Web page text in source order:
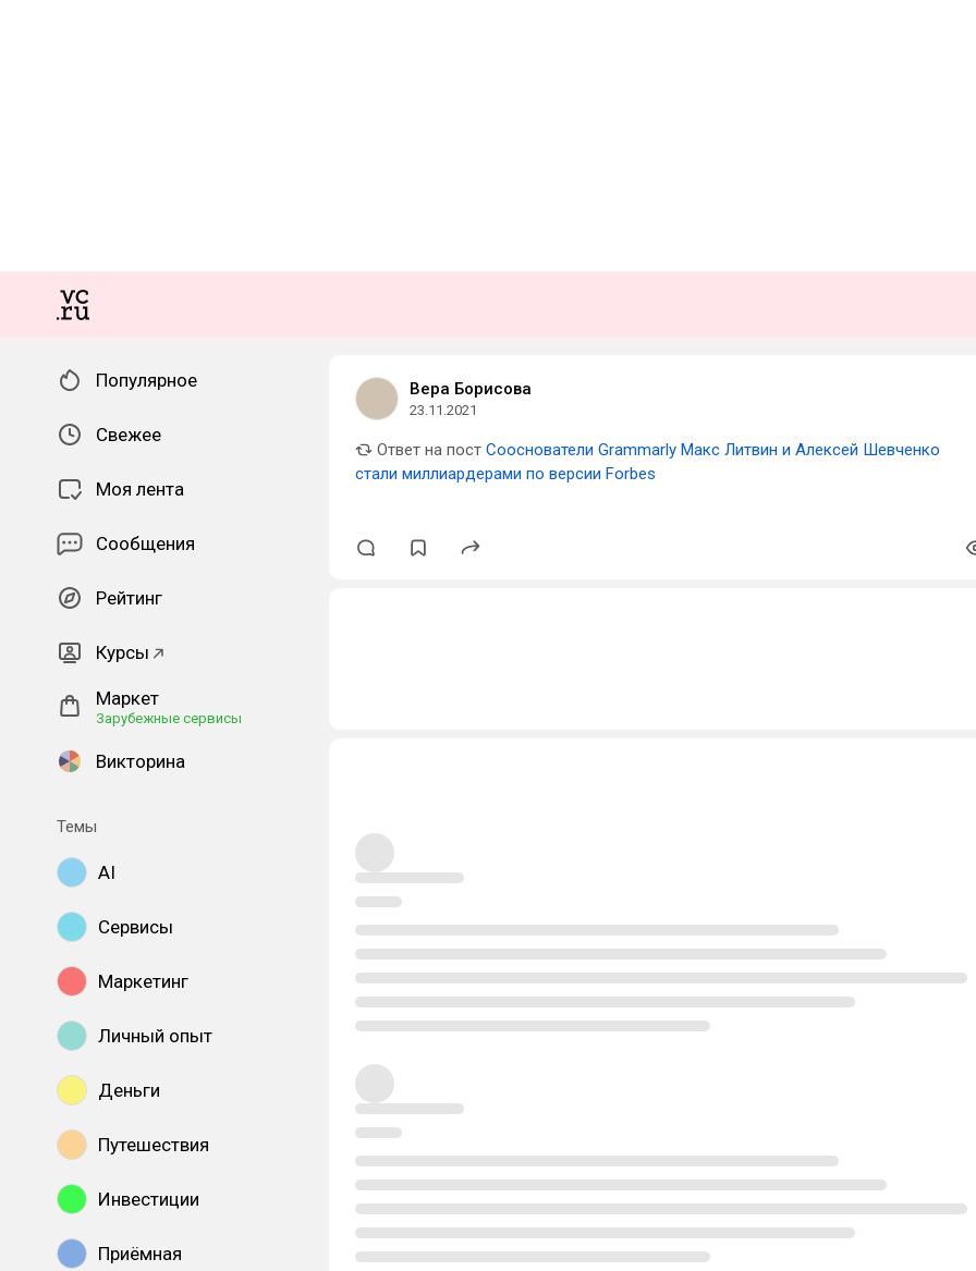
Популярное
Свежее
Моя лента
Сообщения
Рейтинг
Курсы
Маркет
Зарубежные сервисы
Викторина
Темы
AI
Сервисы
Маркетинг
Личный опыт
Деньги
Путешествия
Инвестиции
Приёмная
Вера Борисова
23.11.2021
Ответ на пост Сооснователи Grammarly Макс Литвин и Алексей Шевченко
стали миллиардерами по версии Forbes